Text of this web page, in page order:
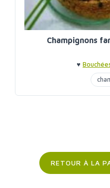
Champignons
♥
RETOUR À LA